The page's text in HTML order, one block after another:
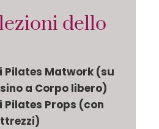
dello
Pilates Matwork (su
a Corpo libero)
Pilates Props (con